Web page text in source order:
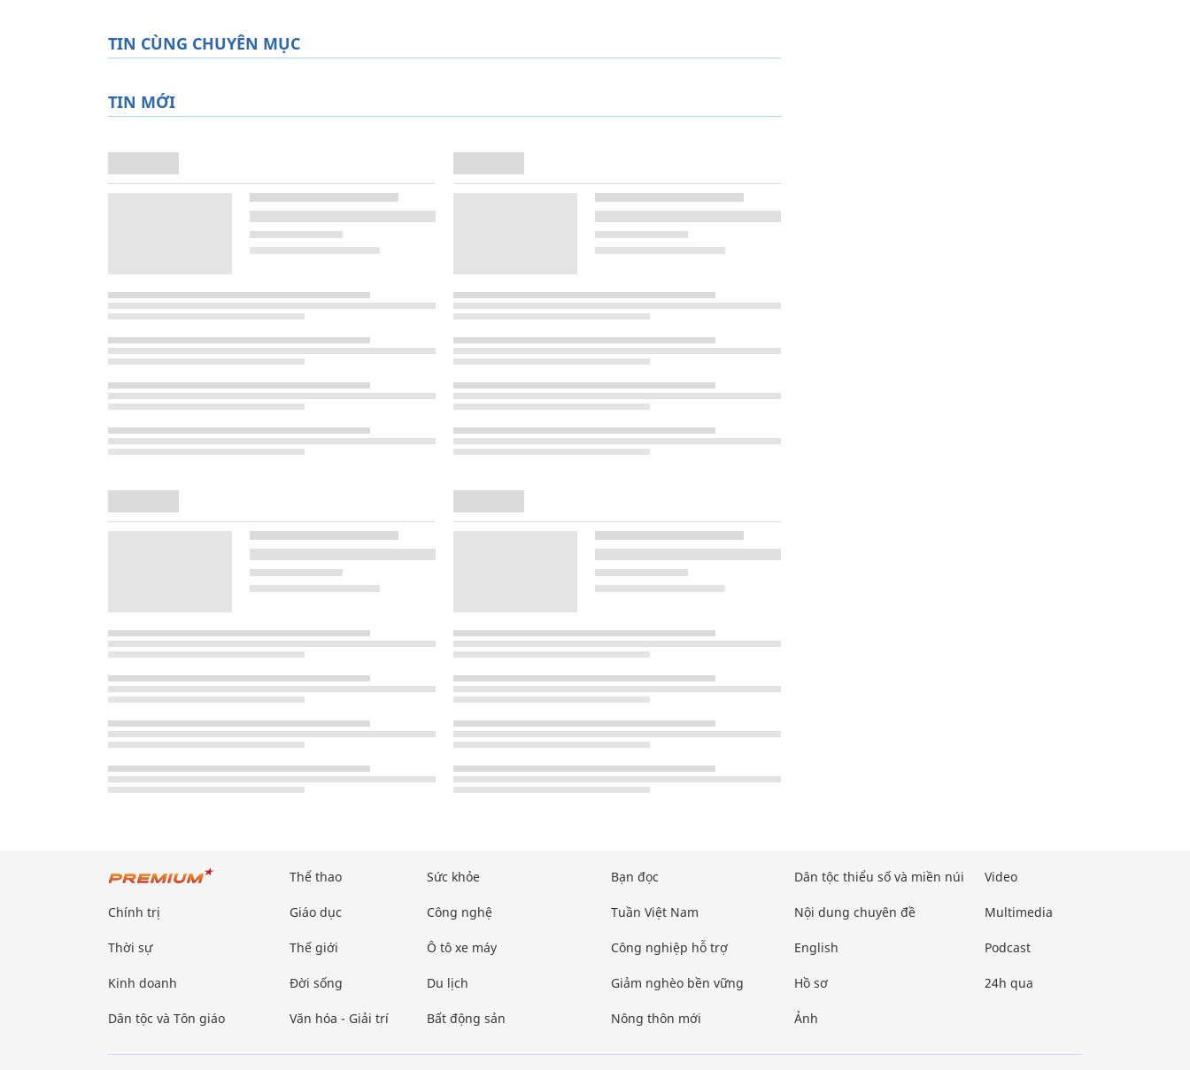
TIN CÙNG CHUYÊN MỤC
TIN MỚI
Chính trị
Thời sự
Kinh doanh
Dân tộc và Tôn giáo
Thể thao
Giáo dục
Thế giới
Đời sống
Văn hóa - Giải trí
Sức khỏe
Công nghệ
Ô tô xe máy
Du lịch
Bất động sản
Bạn đọc
Tuần Việt Nam
Công nghiệp hỗ trợ
Giảm nghèo bền vững
Nông thôn mới
Dân tộc thiểu số và miền núi
Nội dung chuyên đề
English
Hồ sơ
Ảnh
Video
Multimedia
Podcast
24h qua